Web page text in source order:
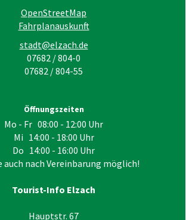
OpenStreetMap
Fahrplanauskunft
stadt@elzach.de
07682 / 804-0
07682 / 804-55
Öffnungszeiten
Mo - Fr 08:00 - 12:00 Uhr
Mi 14:00 - 18:00 Uhr
Do 14:00 - 16:00 Uhr
auch nach Vereinbarung möglich!
Tourist-Info Elzach
Hauptstr. 67